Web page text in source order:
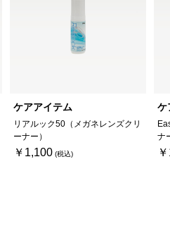
ケアアイテム
リアルック50（メガネレンズクリ
ーナー）
￥1,100
ケ
ナ